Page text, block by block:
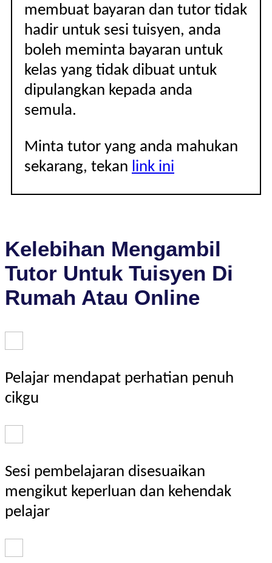
membuat bayaran dan tutor tidak
hadir untuk sesi tuisyen, anda
boleh meminta bayaran untuk
kelas yang tidak dibuat untuk
dipulangkan kepada anda
semula.
Minta tutor yang anda mahukan
sekarang, tekan link ini
Kelebihan Mengambil
Tutor Untuk Tuisyen Di
Rumah Atau Online
Pelajar mendapat perhatian penuh
cikgu
Sesi pembelajaran disesuaikan
mengikut keperluan dan kehendak
pelajar